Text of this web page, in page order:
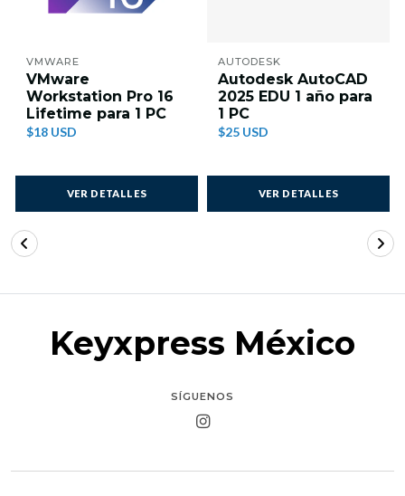
VMWARE
VMware
Workstation Pro 16
Lifetime para 1 PC
$18 USD
VER DETALLES
AUTODESK
Autodesk AutoCAD
2025 EDU 1 año para
1 PC
$25 USD
VER DETALLES
Keyxpress México
SÍGUENOS